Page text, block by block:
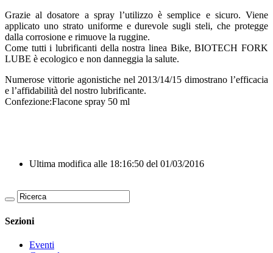
Grazie al dosatore a spray l’utilizzo è semplice e sicuro. Viene
applicato uno strato uniforme e durevole sugli steli, che protegge
dalla corrosione e rimuove la ruggine.
Come tutti i lubrificanti della nostra linea Bike, BIOTECH FORK
LUBE è ecologico e non danneggia la salute.
Numerose vittorie agonistiche nel 2013/14/15 dimostrano l’efficacia
e l’affidabilità del nostro lubrificante.
Confezione:Flacone spray 50 ml
Ultima modifica alle 18:16:50 del 01/03/2016
Sezioni
Eventi